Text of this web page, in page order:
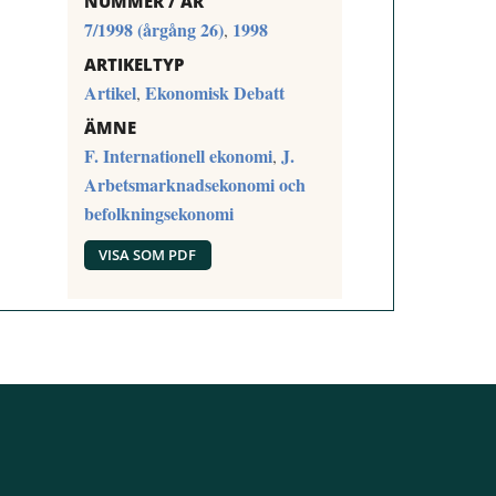
7/1998 (årgång 26), 1998
ARTIKELTYP
Artikel, Ekonomisk Debatt
ÄMNE
F. Internationell ekonomi, J.
Arbetsmarknadsekonomi och
befolkningsekonomi
VISA SOM PDF